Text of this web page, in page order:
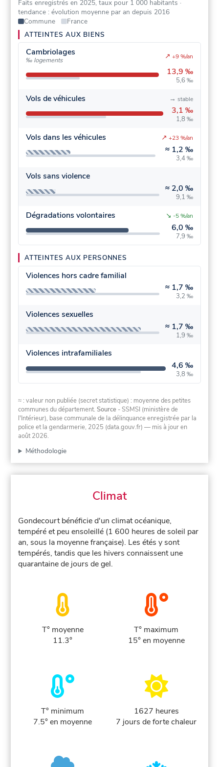
Faits enregistrés en 2025, taux pour 1 000 habitants ·
tendance : évolution moyenne par an depuis 2016
Commune
France
ATTEINTES AUX BIENS
Cambriolages
‰ logements
13,9 ‰
5,6 ‰
↗ +9 %/an
Vols de véhicules
3,1 ‰
1,8 ‰
→ stable
Vols dans les véhicules
≈ 1,2 ‰
3,4 ‰
↗ +23 %/an
Vols sans violence
≈ 2,0 ‰
9,1 ‰
Dégradations volontaires
6,0 ‰
7,9 ‰
↘ -5 %/an
ATTEINTES AUX PERSONNES
Violences hors cadre familial
≈ 1,7 ‰
3,2 ‰
Violences sexuelles
≈ 1,7 ‰
1,9 ‰
Violences intrafamiliales
4,6 ‰
3,8 ‰
≈ : valeur non publiée (secret statistique) : moyenne des petites
communes du département.Source - SSMSI (ministère de
l'Intérieur), base communale de la délinquance enregistrée par la
police et la gendarmerie, 2025 (data.gouv.fr) — mis à jour en
août 2026.
Méthodologie
Climat
Gondecourt bénéficie d'un climat océanique,
tempéré et peu ensoleillé (1 600 heures de soleil par
an, sous la moyenne française). Les étés y sont
tempérés, tandis que les hivers connaissent une
quarantaine de jours de gel.
T° moyenne
11.3°
T° maximum
15° en moyenne
T° minimum
7.5° en moyenne
1627 heures
7 jours de forte chaleur